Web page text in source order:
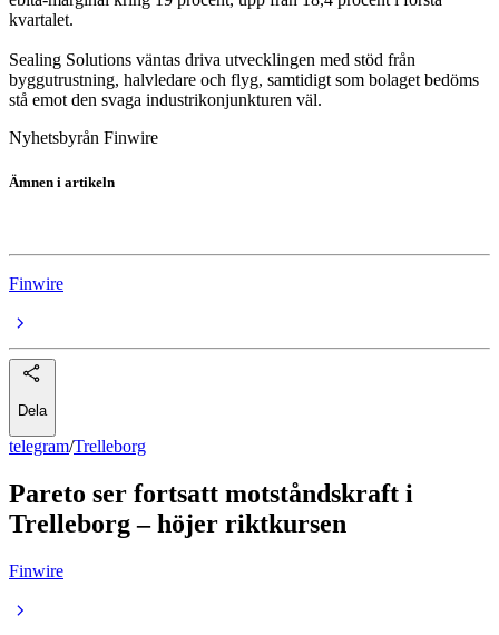
kvartalet.
Sealing Solutions väntas driva utvecklingen med stöd från
byggutrustning, halvledare och flyg, samtidigt som bolaget bedöms
stå emot den svaga industrikonjunkturen väl.
Nyhetsbyrån Finwire
Ämnen i artikeln
Finwire
Dela
telegram/Trelleborg
Pareto ser fortsatt motståndskraft i
Trelleborg – höjer riktkursen
Finwire